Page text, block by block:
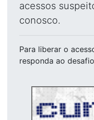
acessos
conosco.
Para liberar o
responda ao